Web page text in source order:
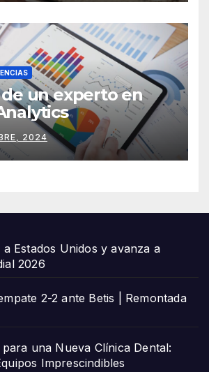
un experto en
2024
Estados Unidos y avanza a
2026
2-2 ante Betis | Remontada
una Nueva Clínica Dental:
Imprescindibles